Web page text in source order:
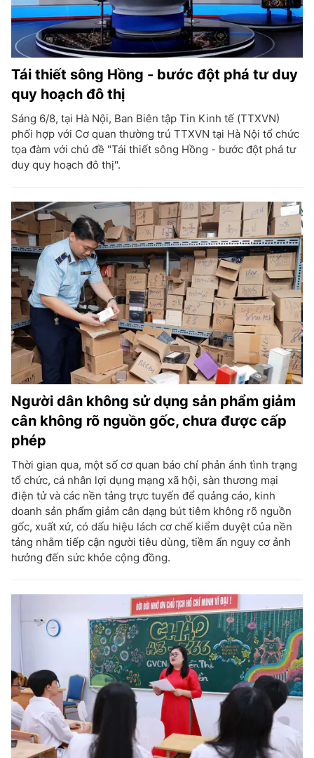
Tái thiết sông Hồng - bước đột phá tư duy
quy hoạch đô thị
Sáng 6/8, tại Hà Nội, Ban Biên tập Tin Kinh tế (TTXVN)
phối hợp với Cơ quan thường trú TTXVN tại Hà Nội tổ chức
tọa đàm với chủ đề "Tái thiết sông Hồng - bước đột phá tư
duy quy hoạch đô thị".
Người dân không sử dụng sản phẩm giảm
cân không rõ nguồn gốc, chưa được cấp
phép
Thời gian qua, một số cơ quan báo chí phản ánh tình trạng
tổ chức, cá nhân lợi dụng mạng xã hội, sàn thương mại
điện tử và các nền tảng trực tuyến để quảng cáo, kinh
doanh sản phẩm giảm cân dạng bút tiêm không rõ nguồn
gốc, xuất xứ, có dấu hiệu lách cơ chế kiểm duyệt của nền
tảng nhằm tiếp cận người tiêu dùng, tiềm ẩn nguy cơ ảnh
hưởng đến sức khỏe cộng đồng.